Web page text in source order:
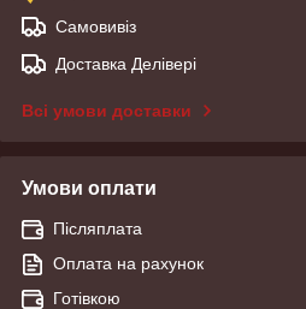
Самовивіз
Доставка Делівері
Всі умови доставки
Умови оплати
Післяплата
Оплата на рахунок
Готівкою